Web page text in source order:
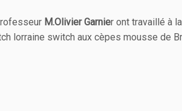
M.Olivier Garnier ont travaillé à
lorraine switch aux cèpes mousse de